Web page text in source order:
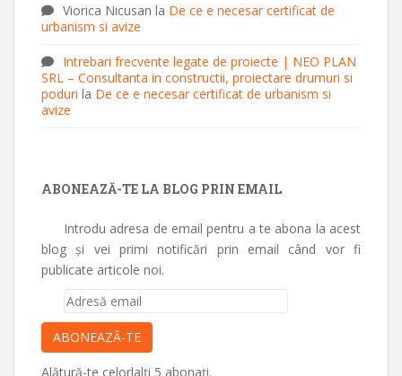
Viorica Nicusan la De ce e necesar certificat de
urbanism si avize
Intrebari frecvente legate de proiecte | NEO PLAN
SRL – Consultanta in constructii, proiectare drumuri si
poduri la De ce e necesar certificat de urbanism si
avize
ABONEAZĂ-TE LA BLOG PRIN EMAIL
Introdu adresa de email pentru a te abona la acest
blog și vei primi notificări prin email când vor fi
publicate articole noi.
Adresă
email
ABONEAZĂ-TE
Alătură-te celorlalți 5 abonați.